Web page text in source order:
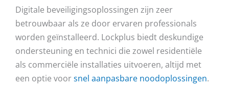
Digitale beveiligingsoplossingen zijn zeer
betrouwbaar als ze door ervaren professionals
worden geïnstalleerd. Lockplus biedt deskundige
ondersteuning en technici die zowel residentiële
als commerciële installaties uitvoeren, altijd met
een optie voorsnel aanpasbare noodoplossingen.